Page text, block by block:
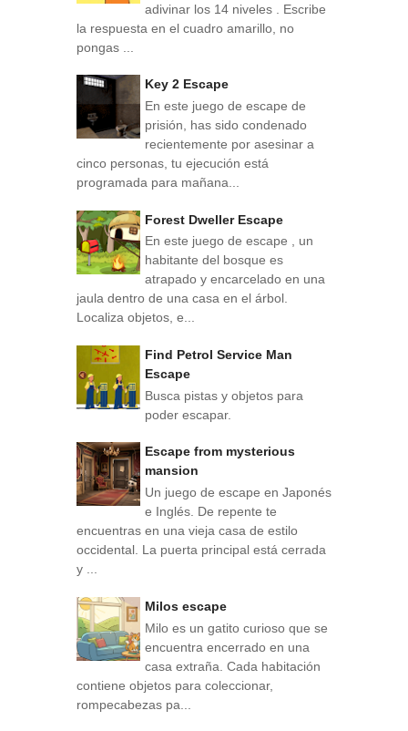
adivinar los 14 niveles . Escribe
la respuesta en el cuadro amarillo, no
pongas ...
Key 2 Escape
En este juego de escape de
prisión, has sido condenado
recientemente por asesinar a
cinco personas, tu ejecución está
programada para mañana...
Forest Dweller Escape
En este juego de escape , un
habitante del bosque es
atrapado y encarcelado en una
jaula dentro de una casa en el árbol.
Localiza objetos, e...
Find Petrol Service Man
Escape
Busca pistas y objetos para
poder escapar.
Escape from mysterious
mansion
Un juego de escape en Japonés
e Inglés. De repente te
encuentras en una vieja casa de estilo
occidental. La puerta principal está cerrada
y ...
Milos escape
Milo es un gatito curioso que se
encuentra encerrado en una
casa extraña. Cada habitación
contiene objetos para coleccionar,
rompecabezas pa...